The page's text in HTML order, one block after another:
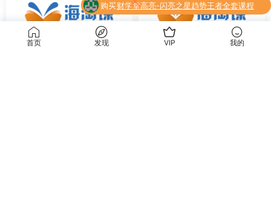
首页 发现 VIP 我的
购买
了
财学堂高亮-闪亮之星趋势王者全套课程
（指标+日报+小班课）
升级了 终身VIP